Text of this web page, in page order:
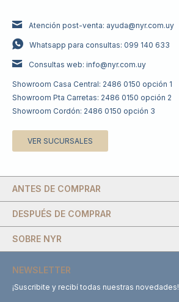
Atención post-venta: ayuda@nyr.com.uy
Whatsapp para consultas: 099 140 633
Consultas web: info@nyr.com.uy
Showroom Casa Central: 2486 0150 opción 1
Showroom Pta Carretas: 2486 0150 opción 2
Showroom Cordón: 2486 0150 opción 3
VER SUCURSALES
DESPUÉS DE COMPRAR
SOBRE NYR
ANTES DE COMPRAR
NEWSLETTER
¡Suscribite y recibí todas nuestras novedades!